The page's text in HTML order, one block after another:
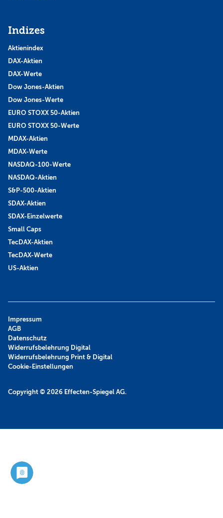
Indizes
Aktienindex
DAX-Aktien
DAX-Werte
Dow Jones-Aktien
Dow Jones-Werte
EURO STOXX 50-Aktien
EURO STOXX 50-Werte
MDAX-Aktien
MDAX-Werte
NASDAQ-100-Werte
NASDAQ-Aktien
S&P-500-Aktien
SDAX-Aktien
SDAX-Einzelwerte
Small Caps
TecDAX-Aktien
TecDAX-Werte
US-Aktien
Copyright © 2026 Effecten-Spiegel AG.
Impressum
AGB
Datenschutz
Widerrufsbelehrung Digital
Widerrufsbelehrung Print & Digital
Cookie-Einstellungen